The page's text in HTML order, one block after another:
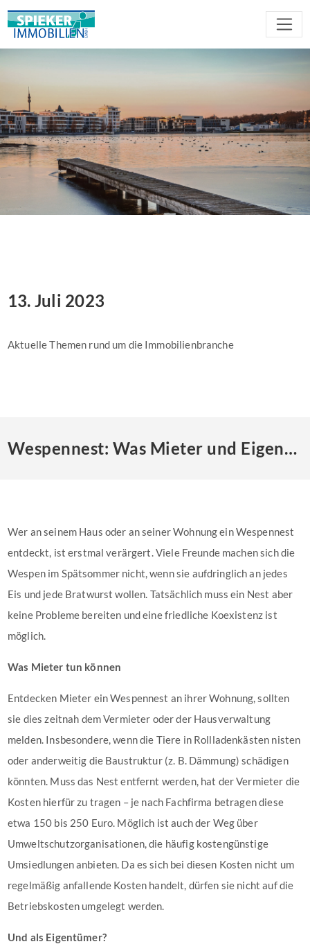
13. Juli 2023
Aktuelle Themen rund um die Immobilienbranche
Wespennest: Was Mieter und Eigentümer wissen müssen
Wer an seinem Haus oder an seiner Wohnung ein Wespennest
entdeckt, ist erstmal verärgert. Viele Freunde machen sich die
Wespen im Spätsommer nicht, wenn sie aufdringlich an jedes
Eis und jede Bratwurst wollen. Tatsächlich muss ein Nest aber
keine Probleme bereiten und eine friedliche Koexistenz ist
möglich.
Was Mieter tun können
Entdecken Mieter ein Wespennest an ihrer Wohnung, sollten
sie dies zeitnah dem Vermieter oder der Hausverwaltung
melden. Insbesondere, wenn die Tiere in Rollladenkästen nisten
oder anderweitig die Baustruktur (z. B. Dämmung) schädigen
könnten. Muss das Nest entfernt werden, hat der Vermieter die
Kosten hierfür zu tragen – je nach Fachfirma betragen diese
etwa 150 bis 250 Euro. Möglich ist auch der Weg über
Umweltschutzorganisationen, die häufig kostengünstige
Umsiedlungen anbieten. Da es sich bei diesen Kosten nicht um
regelmäßig anfallende Kosten handelt, dürfen sie nicht auf die
Betriebskosten umgelegt werden.
Und als Eigentümer?